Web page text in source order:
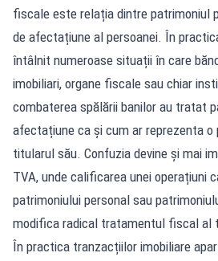
fiscale este relația dintre patrimoniul
de afectațiune al persoanei. În
întâlnit numeroase situații în care
imobiliari, organe fiscale sau chiar
combaterea spălării banilor au tratat
afectațiune ca și cum ar reprezenta o
titularul său. Confuzia devine și mai
TVA, unde calificarea unei operațiuni
patrimoniului personal sau
modifica radical tratamentul fiscal al
În practica tranzacțiilor imobiliare